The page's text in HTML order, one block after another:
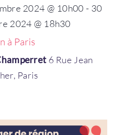
2024 @ 10h00 - 30
2024 @ 18h30
à Paris
6 Rue Jean
Paris
!
passe*